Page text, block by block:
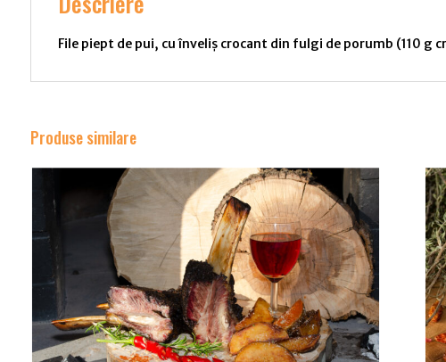
File piept de pui, cu înveliș crocant din fulgi de porumb (110 g
Produse similare